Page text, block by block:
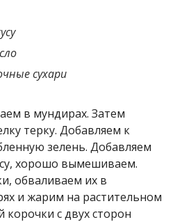
сухари
в мундирах. Затем
терку. Добавляем к
зелень. Добавляем
хорошо вымешиваем.
обваливаем их в
и жарим на растительном
корочки с двух сторон